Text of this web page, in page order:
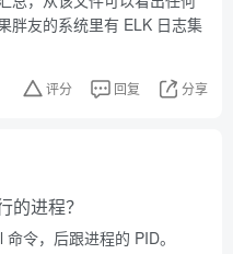
胖友的系统里有 ELK 日志集
评分 回复 分享
的进程？
令，后跟进程的 PID。